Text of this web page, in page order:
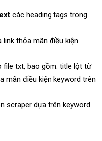
các heading tags trong
link thỏa mãn điều kiện
file txt, bao gồm: title lột từ
mãn điều kiện keyword trên
scraper dựa trên keyword